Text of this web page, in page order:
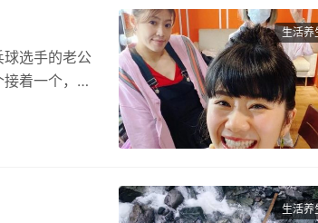
生活养
选手的老公
着一个，她
生活养